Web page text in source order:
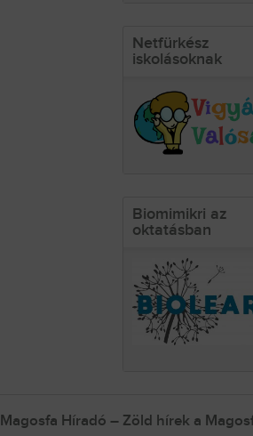
Netfürkész
iskolásoknak
Biomimikri az
oktatásban
Magosfa Híradó – Zöld hírek a